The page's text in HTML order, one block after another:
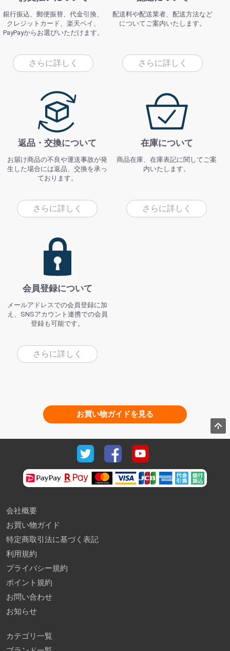
銀行振込、郵便振替、代金引換、
クレジットカード、楽天ペイ、
PayPayからお選びいただけます。
さらに詳しく
配送料や配送業者、配送方法など
についてご案内いたします。
さらに詳しく
返品・交換について
お届け商品の不良や運送事故が発
生した場合には返品、交換を承っ
ております。
さらに詳しく
在庫について
商品在庫、在庫表記に関してご案
内いたします。
さらに詳しく
会員登録について
メールアドレスでの会員登録に加
え、SNSアカウント連携での会員
登録も可能です。
さらに詳しく
お買い物ガイドを見る
会社概要
お買い物ガイド
特定商取引法に基づく表記
利用規約
プライバシー規約
ポイント規約
お問い合わせ
お知らせ
カテゴリ一覧